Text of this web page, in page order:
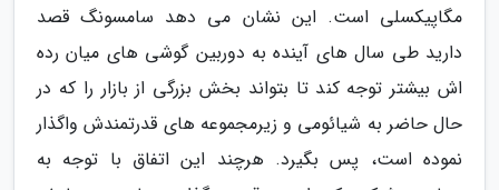
مگاپیکسلی است. این نشان می دهد سامسونگ قصد
دارید طی سال های آینده به دوربین گوشی های میان رده
اش بیشتر توجه کند تا بتواند بخش بزرگی از بازار را که در
حال حاضر به شیائومی و زیرمجموعه های قدرتمندش واگذار
نموده است، پس بگیرد. هرچند این اتفاق با توجه به